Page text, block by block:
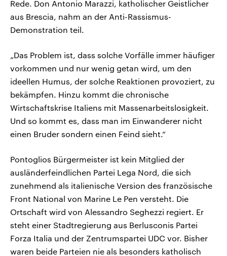
Rede. Don Antonio Marazzi, katholischer Geistlicher
aus Brescia, nahm an der Anti-Rassismus-
Demonstration teil.
„Das Problem ist, dass solche Vorfälle immer häufiger
vorkommen und nur wenig getan wird, um den
ideellen Humus, der solche Reaktionen provoziert, zu
bekämpfen. Hinzu kommt die chronische
Wirtschaftskrise Italiens mit Massenarbeitslosigkeit.
Und so kommt es, dass man im Einwanderer nicht
einen Bruder sondern einen Feind sieht.“
Pontoglios Bürgermeister ist kein Mitglied der
ausländerfeindlichen Partei Lega Nord, die sich
zunehmend als italienische Version des französische
Front National von Marine Le Pen versteht. Die
Ortschaft wird von Alessandro Seghezzi regiert. Er
steht einer Stadtregierung aus Berlusconis Partei
Forza Italia und der Zentrumspartei UDC vor. Bisher
waren beide Parteien nie als besonders katholisch